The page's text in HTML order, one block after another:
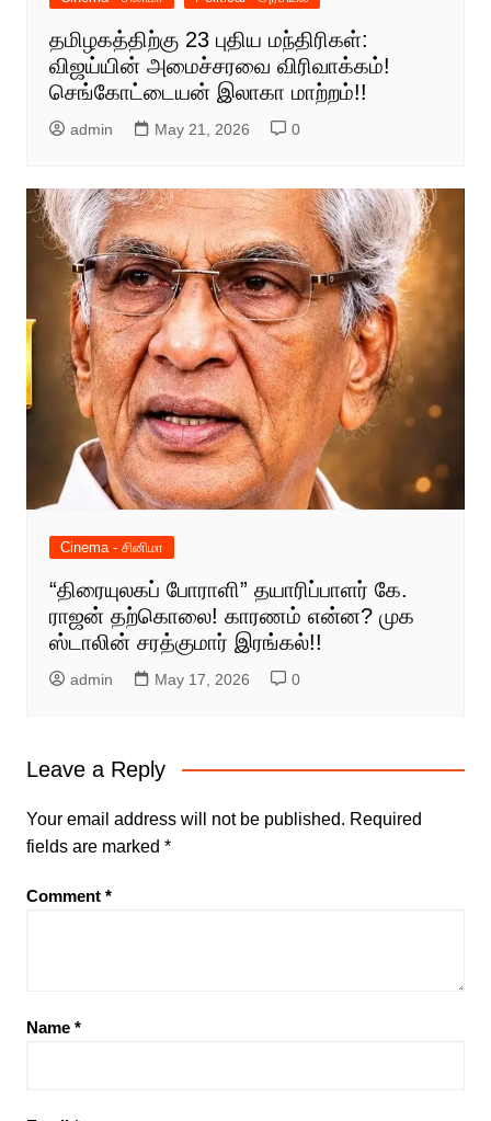
தமிழகத்திற்கு 23 புதிய மந்திரிகள்:
விஜய்யின் அமைச்சரவை விரிவாக்கம்!
செங்கோட்டையன் இலாகா மாற்றம்!!
admin May 21, 2026 0
Cinema - சினிமா
“திரையுலகப் போராளி” தயாரிப்பாளர் கே.
ராஜன் தற்கொலை! காரணம் என்ன? முக
ஸ்டாலின் சரத்குமார் இரங்கல்!!
admin May 17, 2026 0
Leave a Reply
Your email address will not be published. Required
fields are marked *
Comment *
Name *